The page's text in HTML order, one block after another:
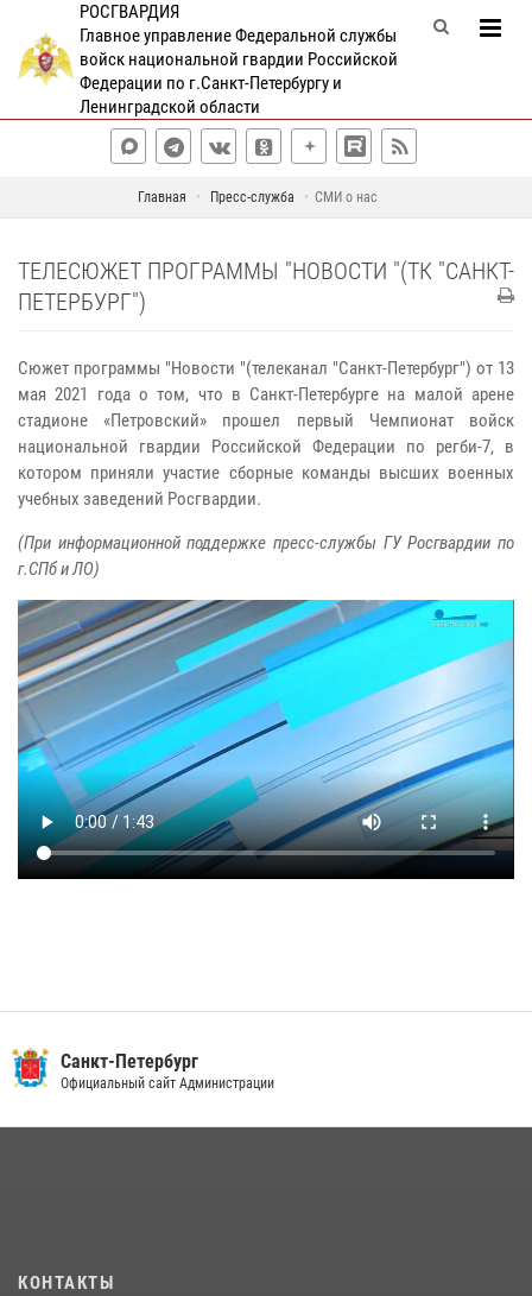
РОСГВАРДИЯ
Главное управление Федеральной службы
войск национальной гвардии Российской
Федерации по г.Санкт-Петербургу и
Ленинградской области
Главная Пресс-служба СМИ о нас
ТЕЛЕСЮЖЕТ ПРОГРАММЫ "НОВОСТИ "(ТК "САНКТ-
ПЕТЕРБУРГ")
Сюжет программы "Новости "(телеканал "Санкт-Петербург") от 13
мая 2021 года о том, что в Санкт-Петербурге на малой арене
стадионе «Петровский» прошел первый Чемпионат войск
национальной гвардии Российской Федерации по регби-7, в
котором приняли участие сборные команды высших военных
учебных заведений Росгвардии.
(При информационной поддержке пресс-службы ГУ Росгвардии по
г.СПб и ЛО)
Санкт-Петербург
Официальный сайт Администрации
КОНТАКТЫ